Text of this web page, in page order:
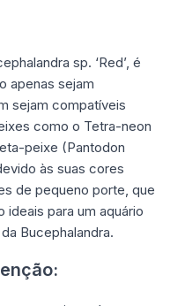
sp. ‘Red’, é
apenas sejam
sejam compatíveis
como o Tetra-neon
peixe (Pantodon
às suas cores
de pequeno porte, que
ideais para um aquário
Bucephalandra.